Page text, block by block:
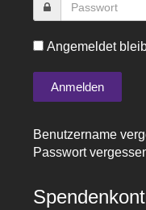
Angemeldet
Benutzername
Passwort